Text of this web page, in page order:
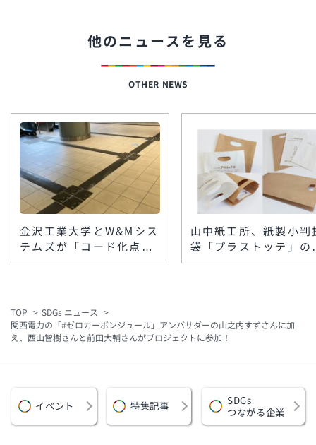
他のニュースを見る
OTHER NEWS
金沢工業大学とW&Mシス
テムズが「コード化点字
ブロック」を楽天地ビル
山中紙工所、紙製小判
袋「プラストッテ」の
格製造を開始 低コス
TOP
SDGs ニュース
関西電力の「#ゼロカーボンジュール」アンバサダーの山之内すずさんに加
え、西山智樹さんと前田大輔さんがプロジェクトに参加！
イベント 特集記事
SDGs
つながる企業